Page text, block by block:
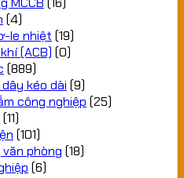
(4)
le nhiệt (19)
(ACB) (0)
(889)
kéo dài (9)
công nghiệp (25)
(11)
(101)
phòng (18)
(6)